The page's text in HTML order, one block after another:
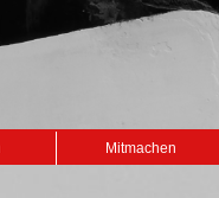
Mitmachen